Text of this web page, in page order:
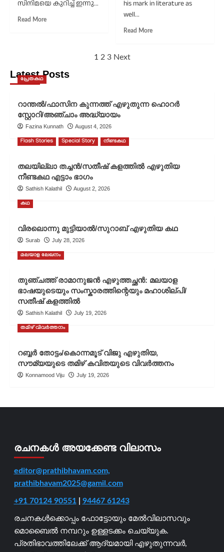
സിനിമയെ കുറിച്ച് ഇന്നു...
Read MoreRead
രാജസേനൻ/
അഭിരാമി/
സർക്കസ്
his mark in literature as
well...
Read MoreRead
സാഹിത്യത്തിലും
കൃഷ്ണനെന്ന്
രമേശ്
pagination
1 2 3 Next
Latest Posts
പ്രേതകഥ
റാന്തൽ/ഫാസിന കുന്നത്ത് എഴുതുന്ന ഹൊറർ
സ്റ്റോറി/അഞ്ചാം അദ്ധ്യായം
Fazina Kunnath August 4, 2026
Flash Stories Special Story നീണ്ടകഥ
തലയില്ലാ തച്ചൻ/സതീഷ് കളത്തിൽ എഴുതിയ
നീണ്ടകഥ എട്ടാം ഭാഗം
Sathish Kalathil August 2, 2026
കഥ
വിരലൊന്നു മുട്ടിയാൽ/സുറാബ് എഴുതിയ കഥ
Surab July 28, 2026
മലയാള ലേഖനം
തുഞ്ചത്ത് രാമാനുജൻ എഴുത്തച്ഛൻ: മലയാള
ഭാഷയുടെയും സംസ്കാരത്തിന്റെയും മഹാശില്പി/
സതീഷ് കളത്തിൽ
Sathish Kalathil July 19, 2026
തമിഴ് വിവർത്തനം
റബ്ബർ തോട്ടം/കൊന്നമൂട് വിജു എഴുതിയ,
സൗമ്യയുടെ തമിഴ് കവിതയുടെ വിവർത്തനം
Konnamood Viju July 19, 2026
രചനകൾ അയക്കേണ്ട വിലാസം
editor@prathibhavam.com,
prathibhavam2025@gamil.com
+91 70124 90551| 94467 61243
രചനകൾക്കൊപ്പം ഫോട്ടോയും മേൽവിലാസവും
മൊബൈൽ നമ്പറും ഉള്ളടക്കം ചെയ്യുക.
പ്രതിഭാവത്തിലേക്ക് ആദ്യമായി എഴുതുന്നവർ,